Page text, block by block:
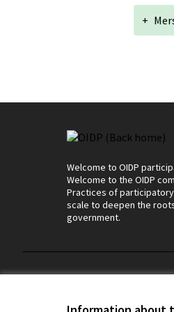
+
Welcome to OIDP
Welcome to the OIDP
Practices of
scale to deepen the
government.